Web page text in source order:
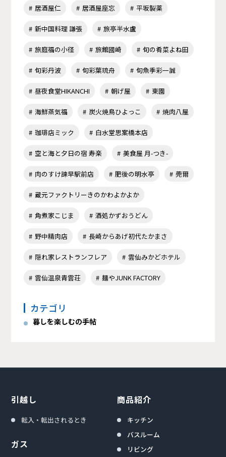
居酒屋仁 居酒屋座忘 平坂製薬
新中国料理 謙張 旅亭半水盧
旅庭福の小径 旅館國崎 旬の肴菜よね田
旬彩丹波 旬彩葉琉舟 旬魚季彩一誠
昼夜食堂HIKANCHI 朝げ屋 東園
海鮮蒸気福 炭火焼鳥ひよっこ 焼肉八屋
珈琲店ミック 白水堂思案橋本店
空と海と夕日の宿 寿楽 美食屋 月-つき-
肉のすけ諫早駅前店 肥後の明水亭 莞爾
蔵元ファクトリーきのかわよかよか
角煮家こじま 酒処かずおうどん
野中精肉店 長崎からあげ初代たかまさ
隠れ家レストランフレア 雲仙みかどホテル
雲仙温泉青雲荘 麺やJUNK FACTORY
カテゴリ
暮しを楽しむの手帖
引越し
転入・転出されるとき
ガス
商品紹介
キッチン
バスルーム
リビング